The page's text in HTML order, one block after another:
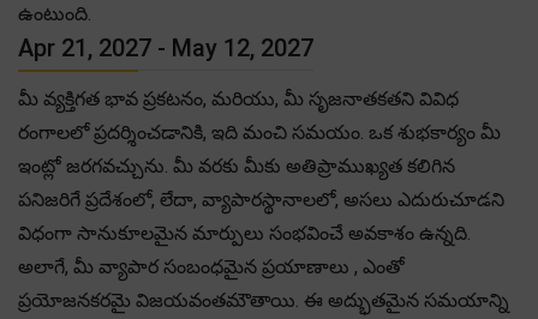
ఉంటుంది.
Apr 21, 2027 - May 12, 2027
మీ వ్యక్తిగత భావ ప్రకటనం, మరియు, మీ సృజనాతకతని వివిధ
రంగాలలో ప్రదర్శించడానికి, ఇది మంచి సమయం. ఒక శుభకార్యం మీ
ఇంట్లో జరగవచ్చును. మీ వరకు మీకు అతిప్రాముఖ్యత కలిగిన
పనిజరిగే ప్రదేశంలో, లేదా, వ్యాపారస్థానాలలో, అసలు ఎదురుచూడని
విధంగా సానుకూలమైన మార్పులు సంభవించే అవకాశం ఉన్నది.
అలాగే, మీ వ్యాపార సంబంధమైన ప్రయాణాలు , ఎంతో
ప్రయోజనకరమై విజయవంతమౌతాయి. ఈ అద్భుతమైన సమయాన్ని